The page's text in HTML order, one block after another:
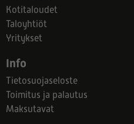
Kotitaloudet
Taloyhtiöt
Yritykset
Info
Tietosuojaseloste
Toimitus ja palautus
Maksutavat